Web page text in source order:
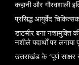
कहानी और गौरवशाली
प्रसिद्ध आयुर्वेद
डाटमीर बना नशामुक्ति
नशीले पदार्थों पर लगाया
उत्तराखंड के ‘पूर्ण साक्षर